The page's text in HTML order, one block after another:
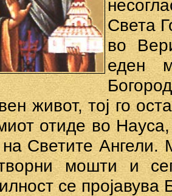
Света
во
еден
живот, тој го
отиде во
на Светите Ангели.
мошти и
се пројавува